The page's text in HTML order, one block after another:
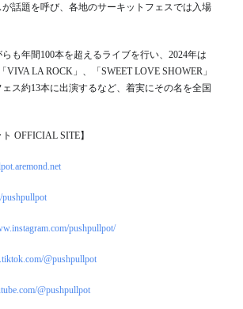
話題を呼び、各地のサーキットフェスでは入場
も年間100本を超えるライブを行い、2024年は
VIVA LA ROCK」、「SWEET LOVE SHOWER」
ス約13本に出演するなど、着実にその名を全国
OFFICIAL SITE】
pushpullpot
pushpullpot/
@pushpullpot
@pushpullpot